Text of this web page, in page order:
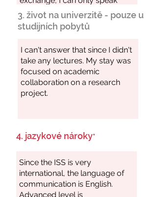
3. život na univerzitě - pouze u
studijních pobytů
4. jazykové nároky*